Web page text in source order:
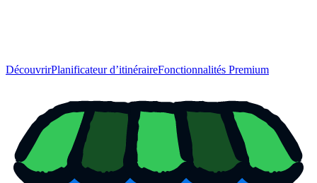
DécouvrirPlanificateur d’itinéraireFonctionnalités Premium